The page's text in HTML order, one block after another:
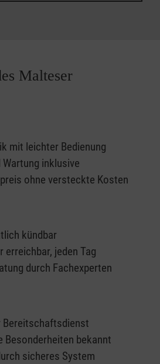
Malteser
mit leichter Bedienung
inklusive
ohne versteckte Kosten
kündbar
erreichbar, jeden Tag
durch Fachexperten
Besonderheiten bekannt
sicheres System